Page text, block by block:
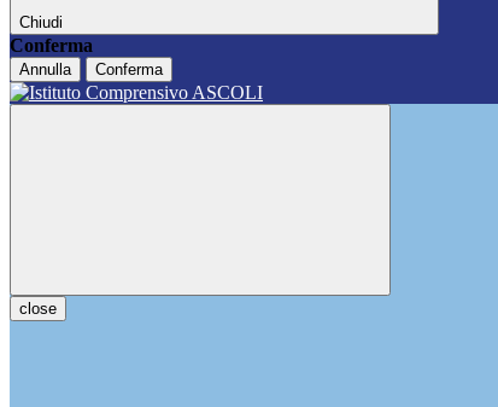
Chiudi
Conferma
Annulla Conferma
close